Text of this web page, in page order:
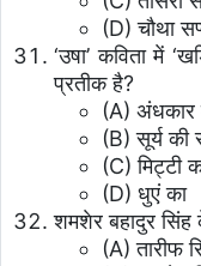
(D) चौथा
‘उषा’ कविता में
प्रतीक है?
(A) अंधकार
(B) सूर्य की
(C) मिट्टी
(D) धुएं का
शमशेर बहादुर सिंह
(A) तारीफ